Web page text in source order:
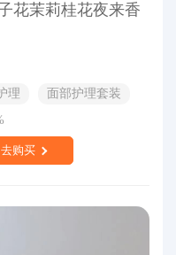
花茉莉桂花夜来香
理
面部护理套装
去购买